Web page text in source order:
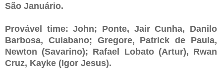
São Januário.
Provável time: John; Ponte, Jair Cunha, Danilo
Barbosa, Cuiabano; Gregore, Patrick de Paula,
Newton (Savarino); Rafael Lobato (Artur), Rwan
Cruz, Kayke (Igor Jesus).